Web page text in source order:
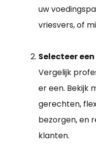
uw
vriesvers, of
Selecteer
Vergelijk
er een. Bekijk
gerechten,
bezorgen, en
klanten.